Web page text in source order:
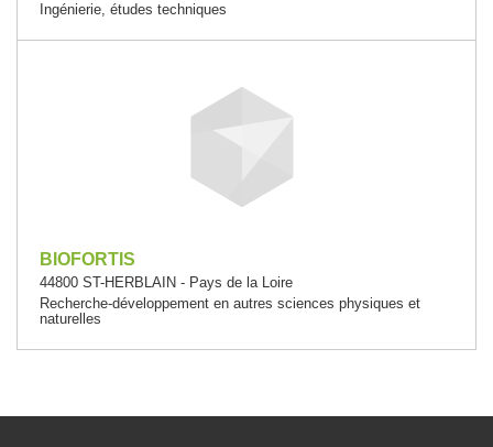
Ingénierie, études techniques
BIOFORTIS
44800 ST-HERBLAIN - Pays de la Loire
Recherche-développement en autres sciences physiques et
naturelles